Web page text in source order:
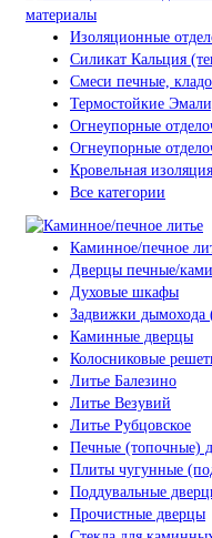
Изоляционные
Силикат Кальция
Смеси печные,
Термостойкие
Огнеупорные
Огнеупорные
Кровельная
Все категории
Каминное/печное
Дверцы печные/
Духовые шкафы
Задвижки дымохода
Каминные дверцы
Колосниковые
Литье Балезино
Литье Везувий
Литье Рубцовское
Печные (топочные)
Плиты чугунные
Поддувальные
Прочистные дверцы